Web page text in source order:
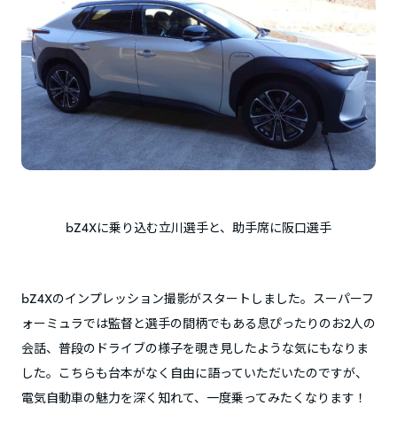
bZ4Xに乗り込む立川選手と、助手席に阪口選手
bZ4Xのインプレッション撮影がスタートしました。スーパーフ
ォーミュラでは監督と選手の間柄でもある息ぴったりのお2人の
会話、普段のドライブの様子を覗き見したような気にもなりま
した。こちらも台本がなく自由に語っていただいたのですが、
電気自動車の魅力を深く知れて、一度乗ってみたくなります！